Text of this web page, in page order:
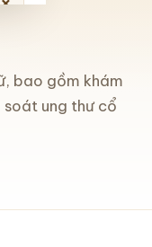
bao gồm khám
soát ung thư cổ